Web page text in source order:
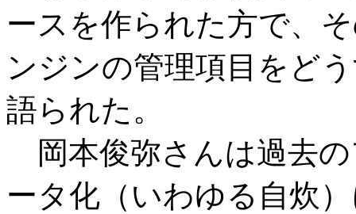
ースを作られた方で、
ンジンの管理項目をど
語られた。
岡本俊弥さんは過去
ータ化（いわゆる自炊